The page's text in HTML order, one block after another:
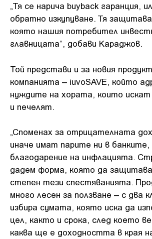
„Тя се нарича buyback гаранция,
обратно изкупуване. Тя
която нашия потребител
главницата“, добави Караджов.
Той представи и за новия
компанията – iuvoSAVE, който
нуждите на хората, които
и печелят.
„Споменах за отрицателната
иначе имат парите ни в банките,
благодарение на инфлацията.
дадем форма, която да защитава
степен тези спестяванията.
много лесен за ползване – с два
избира сумата, която иска да
цел, както и срока, след което
каква ще е доходността в края